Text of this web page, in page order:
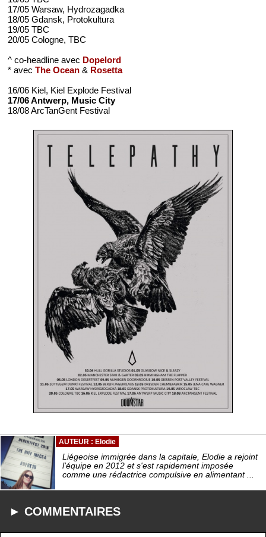
17/05 Warsaw, Hydrozagadka
18/05 Gdansk, Protokultura
19/05 TBC
20/05 Cologne, TBC
^ co-headline avec Dopelord
* avecThe Ocean & Rosetta
16/06 Kiel, Kiel Explode Festival
17/06 Antwerp, Music City
18/08 ArcTanGent Festival
AUTEUR : Elodie
Liégeoise immigrée dans la capitale, Elodie a rejoint
l'équipe en 2012 et s'est rapidement imposée
comme une rédactrice compulsive en alimentant ...
► COMMENTAIRES